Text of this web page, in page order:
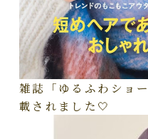
雑誌「ゆるふわショ
載されました🤍